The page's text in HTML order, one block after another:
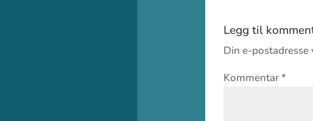
Legg til
Din e-
Kommentar*